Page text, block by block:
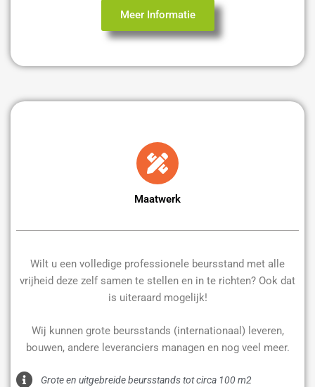
Meer Informatie
Maatwerk
Wilt u een volledige professionele beursstand met alle
vrijheid deze zelf samen te stellen en in te richten? Ook dat
is uiteraard mogelijk!
Wij kunnen grote beursstands (internationaal) leveren,
bouwen, andere leveranciers managen en nog veel meer.
Grote en uitgebreide beursstands tot circa 100 m2